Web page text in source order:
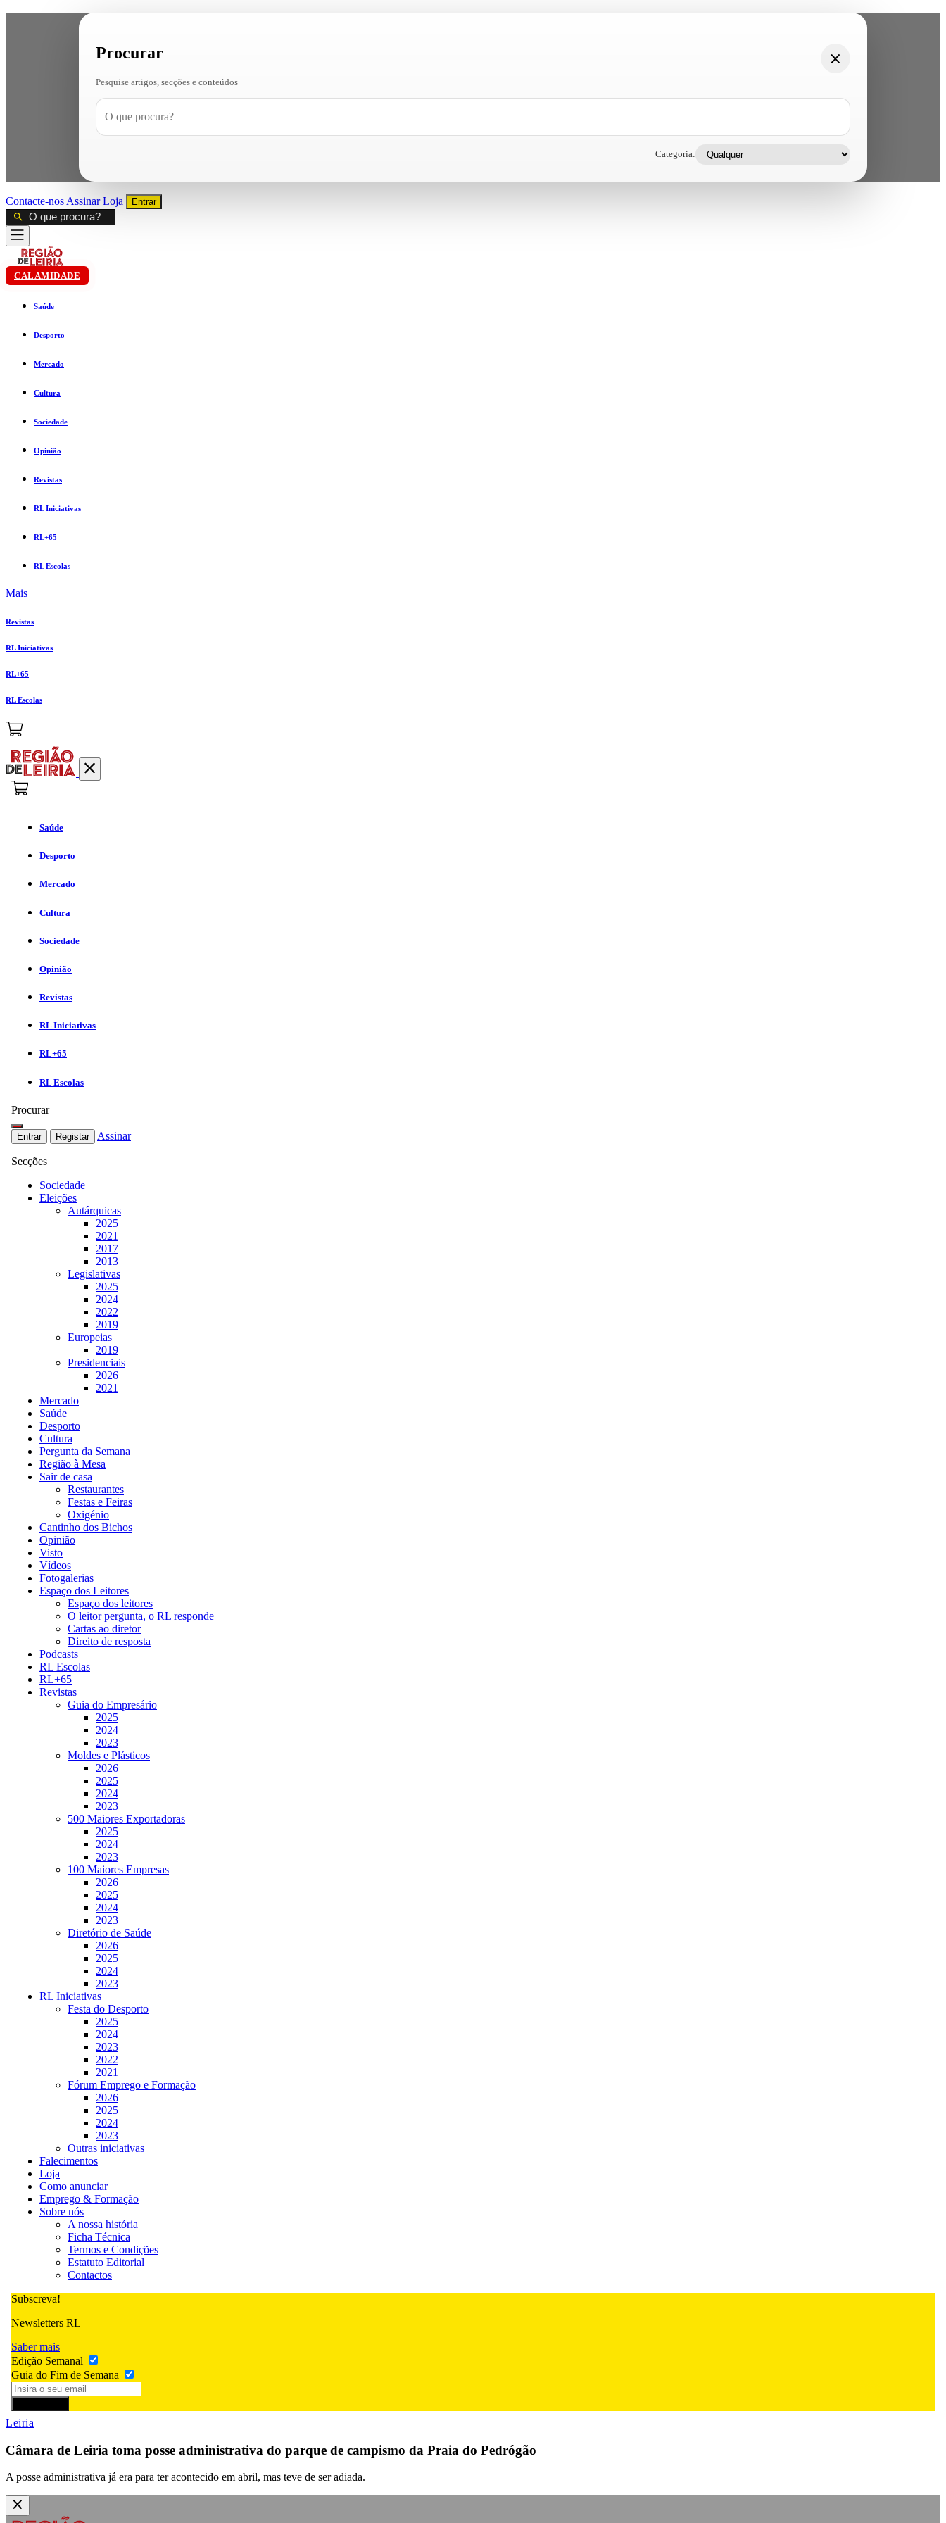
Procurar
Pesquise artigos, secções e conteúdos
Categoria:
Contacte-nos AssinarLoja Entrar
CALAMIDADE
Saúde
Desporto
Mercado
Cultura
Sociedade
Opinião
Revistas
RL Iniciativas
RL+65
RL Escolas
Mais
Revistas
RL Iniciativas
RL+65
RL Escolas
Saúde
Desporto
Mercado
Cultura
Sociedade
Opinião
Revistas
RL Iniciativas
RL+65
RL Escolas
Procurar
Entrar Registar Assinar
Secções
Sociedade
Eleições
Autárquicas
2025
2021
2017
2013
Legislativas
2025
2024
2022
2019
Europeias
2019
Presidenciais
2026
2021
Mercado
Saúde
Desporto
Cultura
Pergunta da Semana
Região à Mesa
Sair de casa
Restaurantes
Festas e Feiras
Oxigénio
Cantinho dos Bichos
Opinião
Visto
Vídeos
Fotogalerias
Espaço dos Leitores
Espaço dos leitores
O leitor pergunta, o RL responde
Cartas ao diretor
Direito de resposta
Podcasts
RL Escolas
RL+65
Revistas
Guia do Empresário
2025
2024
2023
Moldes e Plásticos
2026
2025
2024
2023
500 Maiores Exportadoras
2025
2024
2023
100 Maiores Empresas
2026
2025
2024
2023
Diretório de Saúde
2026
2025
2024
2023
RL Iniciativas
Festa do Desporto
2025
2024
2023
2022
2021
Fórum Emprego e Formação
2026
2025
2024
2023
Outras iniciativas
Falecimentos
Loja
Como anunciar
Emprego & Formação
Sobre nós
A nossa história
Ficha Técnica
Termos e Condições
Estatuto Editorial
Contactos
Subscreva!
Newsletters RL
Saber mais
Edição Semanal
Guia do Fim de Semana
Leiria
Câmara de Leiria toma posse administrativa do parque de campismo da Praia do Pedrógão
A posse administrativa já era para ter acontecido em abril, mas teve de ser adiada.